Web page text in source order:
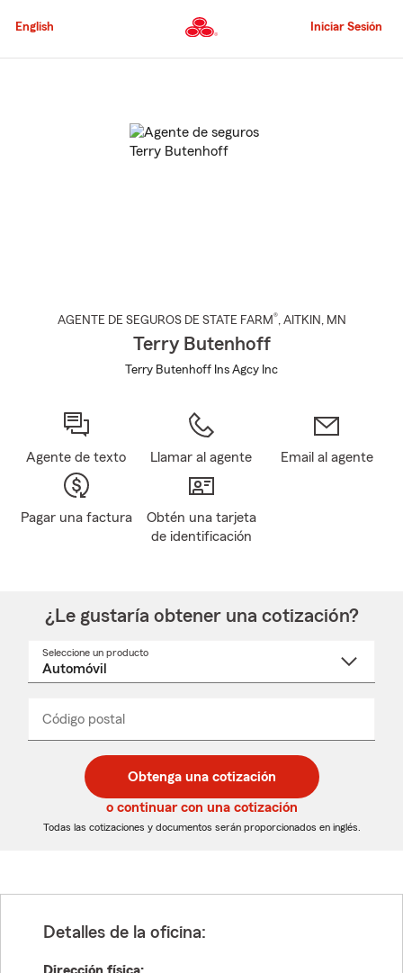
al
principal
English Iniciar Sesión
AGENTE DE SEGUROS DE STATE FARM®, AITKIN , MN
Terry Butenhoff
Terry Butenhoff Ins Agcy Inc
Agente de texto Llamar al agente Email al agente
Pagar una factura
Obtén una tarjeta
de identificación
¿Le gustaría obtener una cotización?
Seleccione un producto
desplegable
Código postal
de
5
dígitos
de
5
dígitos
_____
Obtenga una cotización
o continuar con una cotización
Todas las cotizaciones y documentos serán proporcionados en inglés.
Detalles de la oficina: